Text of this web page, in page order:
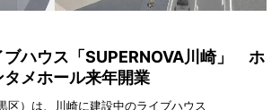
ブハウス「SUPERNOVA川崎」 ホ
タメホール来年開業
区）は、川崎に建設中のライブハウス